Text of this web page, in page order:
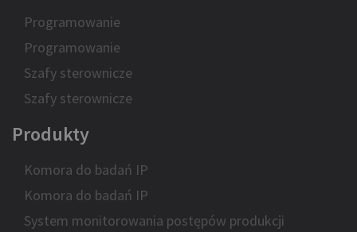
Programowanie
Programowanie
Szafy sterownicze
Szafy sterownicze
Produkty
Komora do badań IP
Komora do badań IP
System monitorowania postępów produkcji